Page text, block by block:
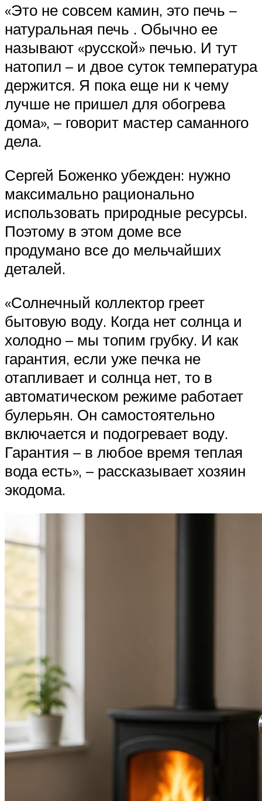
«Это не совсем камин, это печь –
натуральная печь . Обычно ее
называют «русской» печью. И тут
натопил – и двое суток температура
держится. Я пока еще ни к чему
лучше не пришел для обогрева
дома», – говорит мастер саманного
дела.
Сергей Боженко убежден: нужно
максимально рационально
использовать природные ресурсы.
Поэтому в этом доме все
продумано все до мельчайших
деталей.
«Солнечный коллектор греет
бытовую воду. Когда нет солнца и
холодно – мы топим грубку. И как
гарантия, если уже печка не
отапливает и солнца нет, то в
автоматическом режиме работает
булерьян. Он самостоятельно
включается и подогревает воду.
Гарантия – в любое время теплая
вода есть», – рассказывает хозяин
экодома.